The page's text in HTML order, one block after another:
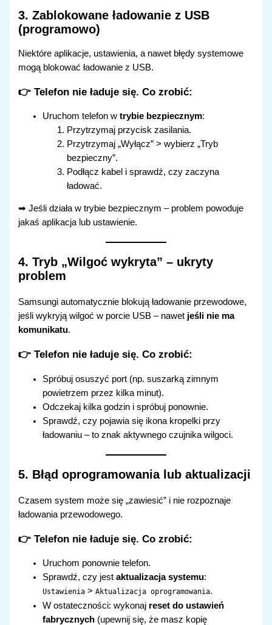
3.Zablokowane ładowanie z USB
(programowo)
Niektóre aplikacje, ustawienia, a nawet błędy systemowe
mogą blokować ładowanie z USB.
👉 Telefon nie ładuje się.Co zrobić:
Uruchom telefon wtrybie bezpiecznym:
Przytrzymaj przycisk zasilania.
Przytrzymaj „Wyłącz” > wybierz „Tryb
bezpieczny”.
Podłącz kabel i sprawdź, czy zaczyna
ładować.
➡ Jeśli działa w trybie bezpiecznym – problem powoduje
jakaś aplikacja lub ustawienie.
4.Tryb „Wilgoć wykryta” – ukryty
problem
Samsungi automatycznie blokują ładowanie przewodowe,
jeśli wykryją wilgoć w porcie USB – nawet jeśli nie ma
komunikatu.
👉 Telefon nie ładuje się.Co zrobić:
Spróbuj osuszyć port (np. suszarką zimnym
powietrzem przez kilka minut).
Odczekaj kilka godzin i spróbuj ponownie.
Sprawdź, czy pojawia się ikona kropelki przy
ładowaniu – to znak aktywnego czujnika wilgoci.
5. Błąd oprogramowania lub aktualizacji
Czasem system może się „zawiesić” i nie rozpoznaje
ładowania przewodowego.
👉 Telefon nie ładuje się.Co zrobić:
Uruchom ponownie telefon.
Sprawdź, czy jestaktualizacja systemu:
Ustawienia >Aktualizacja oprogramowania.
W ostateczności: wykonaj reset do ustawień
fabrycznych (upewnij się, że masz kopię